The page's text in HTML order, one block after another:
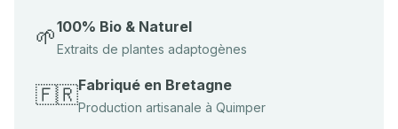
🌱100% Bio & Naturel
Extraits de plantes adaptogènes
🇫🇷Fabriqué en Bretagne
Production artisanale à Quimper